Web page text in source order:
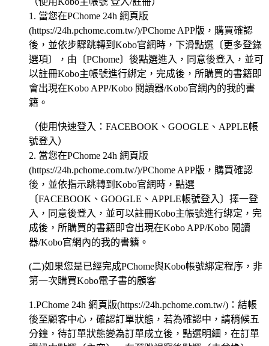
1. 當您在PChome 24h 網頁版
(https://24h.pchome.com.tw/)/PChome APP版，購買確認
後，並依步驟跳轉到Kobo官網時，下滑點選〔更多登錄
選項〕，由〔PChome〕後點選進入，同意後登入，並可
以註冊Kobo主帳號進行綁定，完成後，所購買的書籍即
會出現在Kobo APP/Kobo 閱讀器/Kobo官網內的我的書
籍。
（使用快速登入：FACEBOOK、GOOGLE、APPLE帳
號登入）
2. 當您在PChome 24h 網頁版
(https://24h.pchome.com.tw/)/PChome APP版，購買確認
後，並依指示跳轉到Kobo官網時，點選
〔FACEBOOK、GOOGLE、APPLE帳號登入〕擇一登
入，同意後登入，並可以註冊Kobo主帳號進行綁定，完
成後，所購買的書籍即會出現在Kobo APP/Kobo 閱讀
器/Kobo官網內的我的書籍。
(二)如果您是已經完成PChome與Kobo帳號綁定程序，非
第一次購買Kobo電子書的顧客
1.PChome 24h 網頁版(https://24h.pchome.com.tw/)：結帳
後至顧客中心，確認訂單狀態，若為確認中，請稍候五
分鐘，待訂單狀態變為訂單成立後，點選明細，在訂單